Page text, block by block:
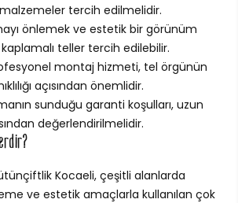
tercih edilmelidir.
önlemek ve estetik bir görünüm
teller tercih edilebilir.
montaj hizmeti, tel örgünün
açısından önemlidir.
sunduğu garanti koşulları, uzun
değerlendirilmelidir.
Kocaeli, çeşitli alanlarda
ve estetik amaçlarla kullanılan çok